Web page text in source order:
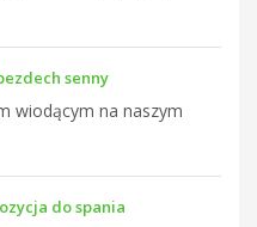
senny
wiodącym na naszym
do spania